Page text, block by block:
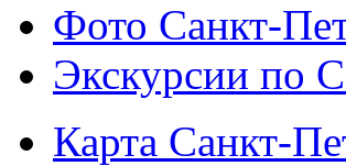
Фото Санкт-
Экскурсии по
Карта Санкт-